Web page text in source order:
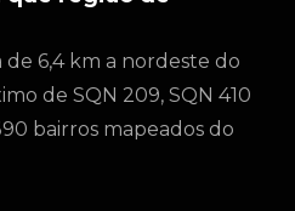
de 6,4 km a nordeste do
de SQN 209, SQN 410
bairros mapeados do